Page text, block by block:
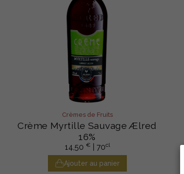
Crèmes de Fruits
Crème Myrtille Sauvage Ælred
16%
14,50 € | 70cl
Ajouter au panier